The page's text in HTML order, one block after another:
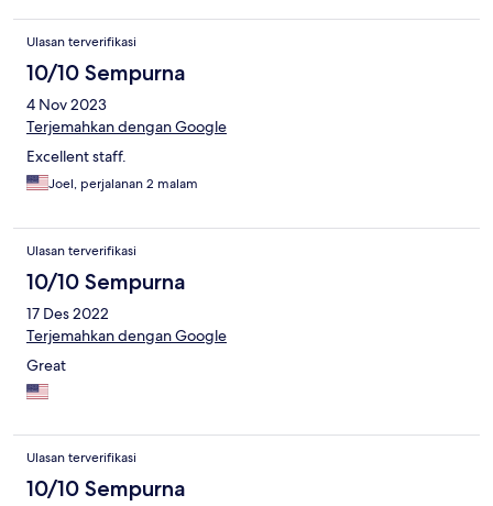
Ulasan terverifikasi
10/10 Sempurna
4 Nov 2023
Terjemahkan dengan Google
Excellent staff.
Joel, perjalanan 2 malam
Ulasan terverifikasi
10/10 Sempurna
17 Des 2022
Terjemahkan dengan Google
Great
Ulasan terverifikasi
10/10 Sempurna